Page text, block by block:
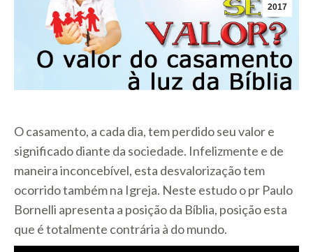
2017
O casamento, a cada dia, tem perdido seu valor e
significado diante da sociedade. Infelizmente e de
maneira inconcebível, esta desvalorização tem
ocorrido também na Igreja. Neste estudo o pr Paulo
Bornelli apresenta a posição da Bíblia, posição esta
que é totalmente contrária à do mundo.